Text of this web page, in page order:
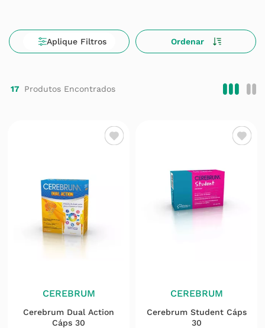
17
CEREBRUM
Cerebrum Dual Action
Cáps 30
CEREBRUM
Cerebrum Student Cáps
30